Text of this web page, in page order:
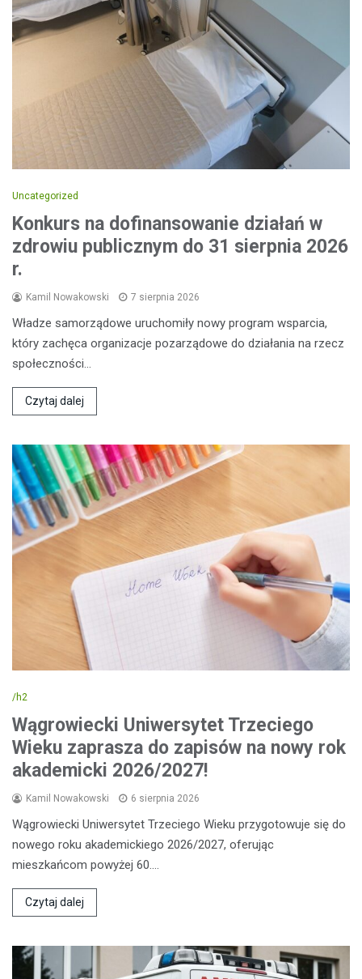
Uncategorized
Konkurs na dofinansowanie działań w
zdrowiu publicznym do 31 sierpnia 2026
r.
Kamil Nowakowski 7 sierpnia 2026
Władze samorządowe uruchomiły nowy program wsparcia,
który zachęca organizacje pozarządowe do działania na rzecz
społeczności…
Czytaj dalej
/h2
Wągrowiecki Uniwersytet Trzeciego
Wieku zaprasza do zapisów na nowy rok
akademicki 2026/2027!
Kamil Nowakowski 6 sierpnia 2026
Wągrowiecki Uniwersytet Trzeciego Wieku przygotowuje się do
nowego roku akademickiego 2026/2027, oferując
mieszkańcom powyżej 60.…
Czytaj dalej